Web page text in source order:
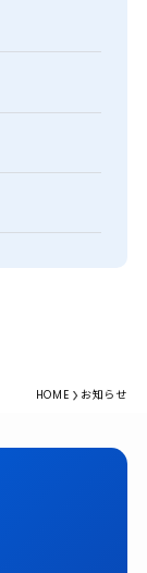
HOME お知らせ